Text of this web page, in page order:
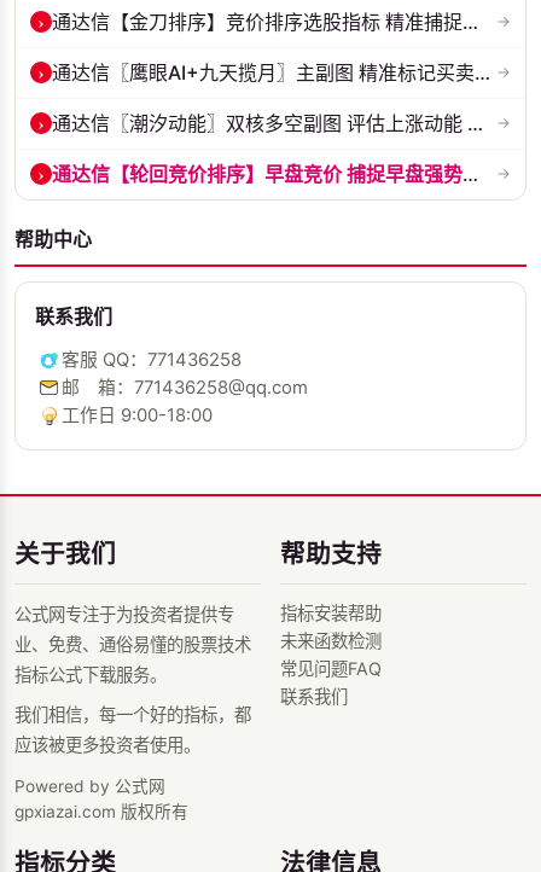
› 通达信【金刀排序】竞价排序选股指标 精准捕捉强势首板 源码 贴图 →
› 通达信〖鹰眼AI+九天揽月〗主副图 精准标记买卖拐点 九维因子共振过滤杂... →
› 通达信〖潮汐动能〗双核多空副图 评估上涨动能 量化判断多空力量的强弱... →
› 通达信【轮回竞价排序】早盘竞价 捕捉早盘强势起爆点 副图排序 源码 贴... →
帮助中心
联系我们
客服 QQ：771436258
邮 箱：771436258@qq.com
工作日 9:00-18:00
关于我们
公式网专注于为投资者提供专
业、免费、通俗易懂的股票技术
指标公式下载服务。
我们相信，每一个好的指标，都
应该被更多投资者使用。
Powered by 公式网
gpxiazai.com 版权所有
帮助支持
指标安装帮助
未来函数检测
常见问题FAQ
联系我们
指标分类 法律信息